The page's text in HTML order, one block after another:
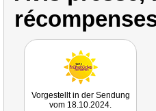
Vorgestellt in der Sendung
vom 18.10.2024.